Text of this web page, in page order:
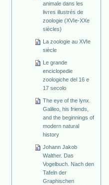
animale dans les
livres illustrés de
zoologie (XVIe-XXe
siècles)
La zoologie au XVIe
siècle
Le grande
enciclopedie
zoologiche del 16 e
17 secolo
The eye of the lynx.
Galileo, his friends,
and the beginnings of
modern natural
history
Johann Jakob
Walther. Das
Vogelbuch. Nach den
Tafeln der
Graphischen